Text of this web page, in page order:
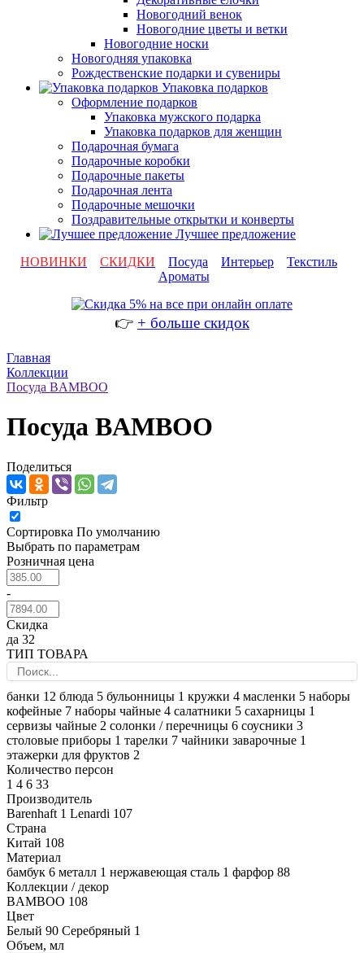
Новогодний венок
Новогодние цветы и ветки
Новогодние носки
Новогодняя упаковка
Рождественские подарки и сувениры
Упаковка подарков
Оформление подарков
Упаковка мужского подарка
Упаковка подарков для женщин
Подарочная бумага
Подарочные коробки
Подарочные пакеты
Подарочная лента
Подарочные мешочки
Поздравительные открытки и конверты
Лучшее предложение
НОВИНКИ
СКИДКИ Посуда Интерьер
Текстиль
Ароматы
👉 + больше скидок
Главная
Коллекции
Посуда BAMBOO
Посуда BAMBOO
Поделиться
Фильтр
Сортировка По умолчанию
Выбрать по параметрам
Розничная цена
-
Скидка
да 32
ТИП ТОВАРА
банки 12 блюда 5 бульонницы 1 кружки 4 масленки 5 наборы
кофейные 7 наборы чайные 4 салатники 5 сахарницы 1
сервизы чайные 2 солонки / перечницы 6 соусники 3
столовые приборы 1 тарелки 7 чайники заварочные 1
этажерки для фруктов 2
Количество персон
1 4 6 33
Производитель
Barenhaft 1 Lenardi 107
Страна
Китай 108
Материал
бамбук 6 металл 1 нержавеющая сталь 1 фарфор 88
Коллекции / декор
BAMBOO 108
Цвет
Белый 90 Серебряный 1
Объем, мл